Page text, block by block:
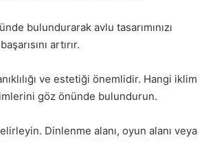
bulundurarak avlu tasarımınızı
artırır.
ve estetiği önemlidir. Hangi iklim
göz önünde bulundurun.
Dinlenme alanı, oyun alanı veya